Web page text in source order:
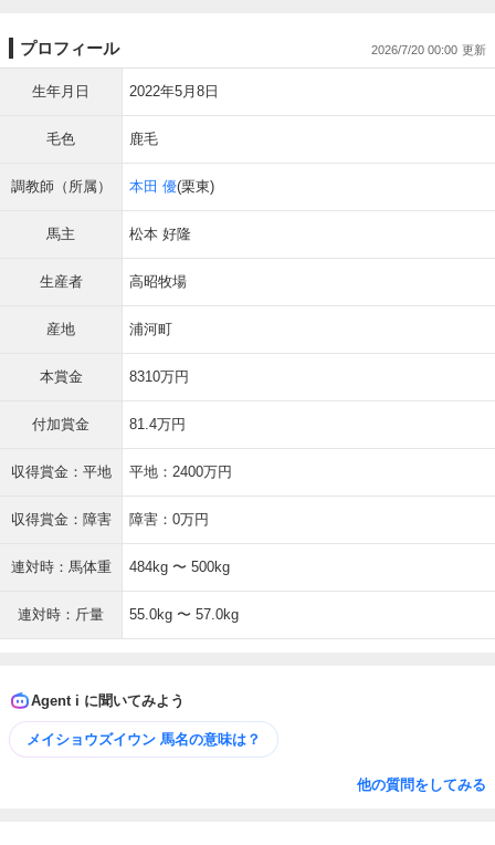
プロフィール 2026/7/20 00:00
生年月日 2022年5月8日
毛色 鹿毛
調教師（所属） 本田 優(栗東)
馬主 松本 好隆
生産者 高昭牧場
産地 浦河町
本賞金 8310万円
付加賞金 81.4万円
収得賞金：平地 平地：2400万円
収得賞金：障害 障害：0万円
連対時：馬体重 484kg 〜 500kg
連対時：斤量 55.0kg 〜 57.0kg
Agent i に聞いてみよう
メイショウズイウン 馬名の意味は？
他の質問をしてみる